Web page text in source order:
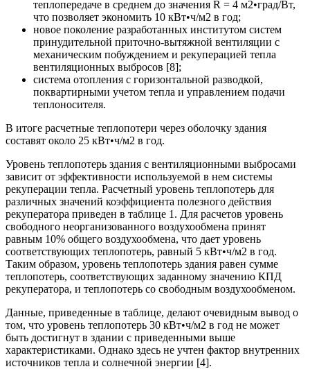
теплопередаче в среднем до значения R = 4 м2•град/Вт,
что позволяет экономить 10 кВт•ч/м2 в год;
новое поколение разработанных институтом систем
принудительной приточно-вытяжной вентиляции с
механическим побуждением и рекуперацией тепла
вентиляционных выбросов [8];
система отопления с горизонтальной разводкой,
поквартирными учетом тепла и управлением подачи
теплоносителя.
В итоге расчетные теплопотери через оболочку здания
составят около 25 кВт•ч/м2 в год.
Уровень теплопотерь здания с вентиляционными выбросами
зависит от эффективности используемой в нем системы
рекуперации тепла. Расчетный уровень теплопотерь для
различных значений коэффициента полезного действия
рекуператора приведен в таблице 1. Для расчетов уровень
свободного неорганизованного воздухообмена принят
равным 10% общего воздухообмена, что дает уровень
соответствующих теплопотерь, равный 5 кВт•ч/м2 в год.
Таким образом, уровень теплопотерь здания равен сумме
теплопотерь, соответствующих заданному значению КПД
рекуператора, и теплопотерь со свободным воздухообменом.
Данные, приведенные в таблице, делают очевидным вывод о
том, что уровень теплопотерь 30 кВт•ч/м2 в год не может
быть достигнут в здании с приведенными выше
характеристиками. Однако здесь не учтен фактор внутренних
источников тепла и солнечной энергии [4].